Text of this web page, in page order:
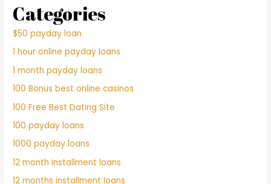
Categories
$50 payday loan
1 hour online payday loans
1 month payday loans
100 Bonus best online casinos
100 Free Best Dating Site
100 payday loans
1000 payday loans
12 month installment loans
12 months installment loans